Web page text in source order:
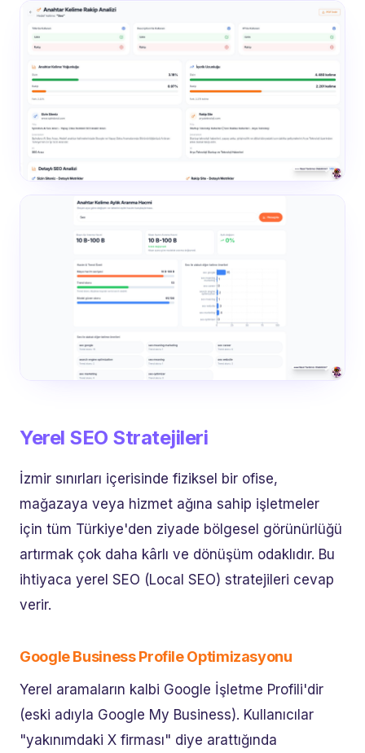
Yerel SEO Stratejileri
İzmir sınırları içerisinde fiziksel bir ofise,
mağazaya veya hizmet ağına sahip işletmeler
için tüm Türkiye'den ziyade bölgesel görünürlüğü
artırmak çok daha kârlı ve dönüşüm odaklıdır. Bu
ihtiyaca yerel SEO (Local SEO) stratejileri cevap
verir.
Google Business Profile Optimizasyonu
Yerel aramaların kalbi Google İşletme Profili'dir
(eski adıyla Google My Business). Kullanıcılar
"yakınımdaki X firması" diye arattığında